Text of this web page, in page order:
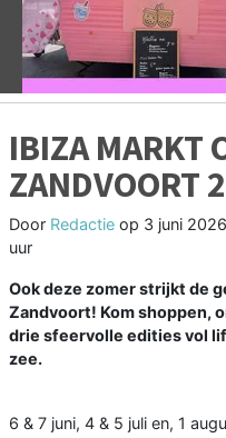
Vorige
IBIZA MARKT
ZANDVOORT
Door Redactie op 3 juni
uur
Ook deze zomer strijkt de
Zandvoort! Kom shoppen,
drie sfeervolle edities vol
zee.
6 & 7 juni, 4 & 5 juli en, 1